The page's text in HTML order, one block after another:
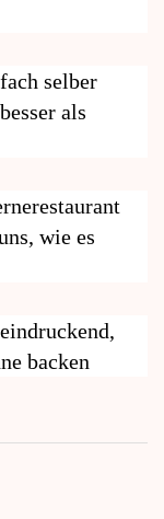
selber
als
wie es
backen